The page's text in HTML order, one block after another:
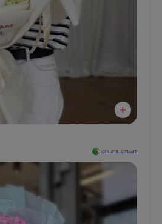
525 ₽ в Сплит